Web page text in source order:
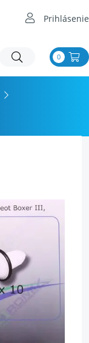
Prihlásenie
0